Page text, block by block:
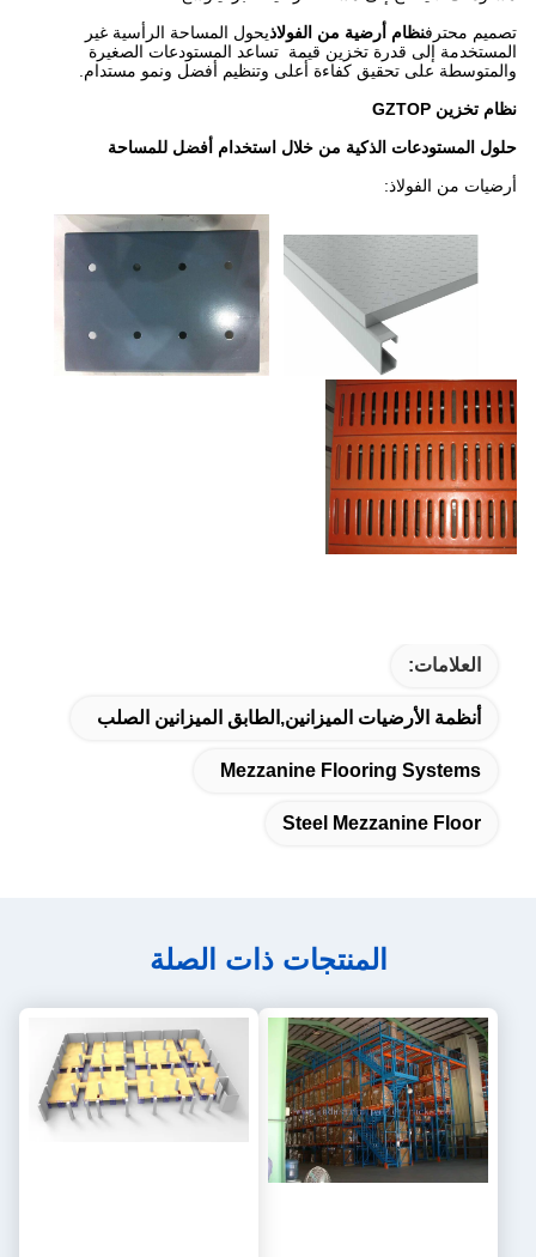
تصميم محترف نظام أرضية من الفولاذيحول المساحة الرأسية غير
المستخدمة إلى قدرة تخزين قيمة ‬ تساعد المستودعات الصغيرة
والمتوسطة على تحقيق كفاءة أعلى وتنظيم أفضل ونمو مستدام.
نظام تخزين GZTOP
حلول المستودعات الذكية من خلال استخدام أفضل للمساحة
أرضيات من الفولاذ:
العلامات:
أنظمة الأرضيات الميزانين,الطابق الميزانين الصلب
Mezzanine Flooring Systems
Steel Mezzanine Floor
المنتجات ذات الصلة